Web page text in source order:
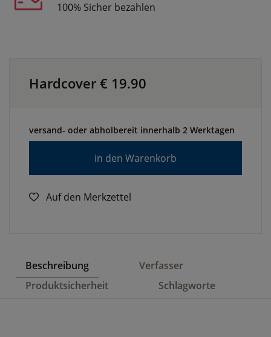
100% Sicher bezahlen
Hardcover € 19.90
versand- oder abholbereit innerhalb 2 Werktagen
in den Warenkorb
Auf den Merkzettel
Beschreibung
Verfasser
Produktsicherheit
Schlagworte